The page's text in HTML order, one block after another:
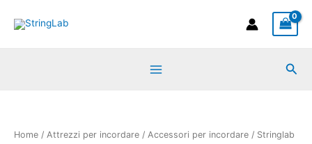
Home / Attrezzi per incordare / Accessori per incordare / Stringlab
Lungo
in